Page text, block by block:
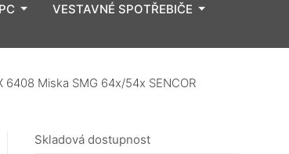
VESTAVNÉ SPOTŘEBIČE
6408 Miska SMG 64x/54x SENCOR
Skladová dostupnost